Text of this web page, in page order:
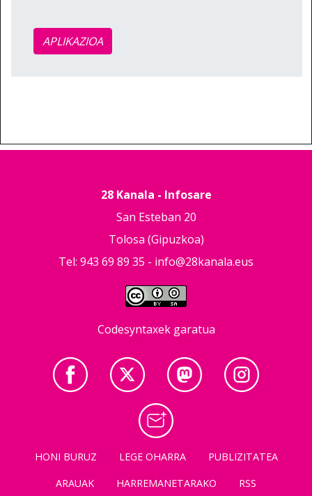
APLIKAZIOA
28 Kanala - Infosare
San Esteban 20
Tolosa (Gipuzkoa)
Tel: 943 69 89 35 - info@28kanala.eus
Codesyntaxek garatua
HONI BURUZ LEGE OHARRA
PUBLIZITATEA
ARAUAK
HARREMANETARAKO RSS